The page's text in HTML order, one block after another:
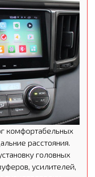
комфортабельных
расстояния.
головных
усилителей,